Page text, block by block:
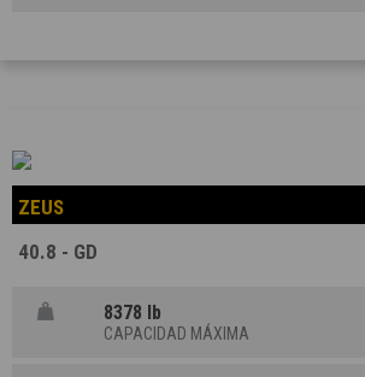
ZEUS
40.8 - GD
8378 lb
CAPACIDAD MÁXIMA